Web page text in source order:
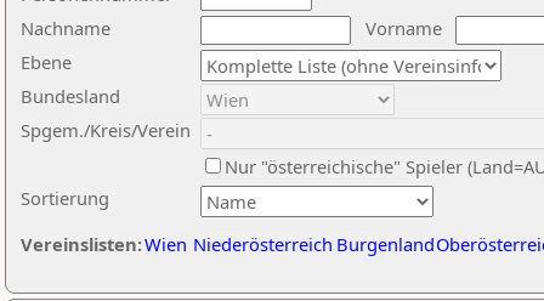
Nachname
Vorname
Ebene
Sortierung
Bundesland
Spgem./Kreis/Verein
Nur "österreichische" Spieler
Vereinslisten:Wien Niederösterreich Burgenland